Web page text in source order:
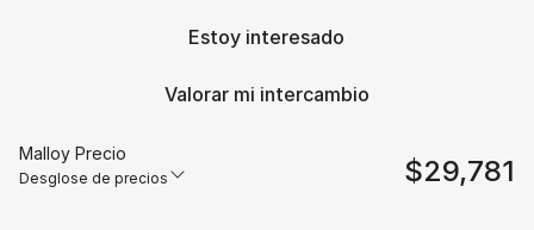
Estoy interesado
Valorar mi intercambio
Malloy Precio
Desglose de precios $29,781